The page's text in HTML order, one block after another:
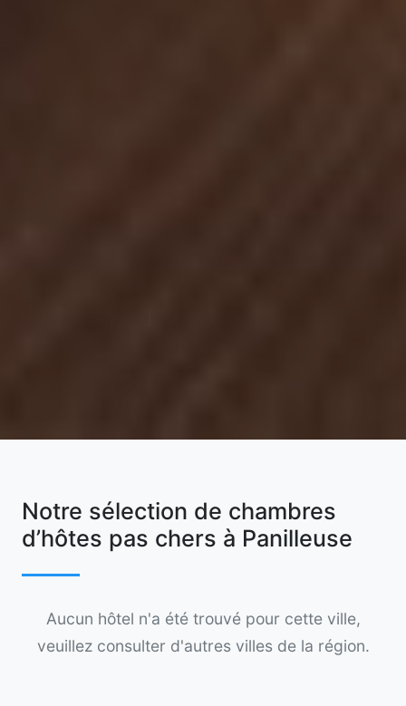
Notre sélection de chambres
d’hôtes pas chers à Panilleuse
Aucun hôtel n'a été trouvé pour cette ville,
veuillez consulter d'autres villes de la région.